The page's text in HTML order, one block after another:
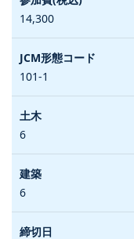
14,300
101-1
6
6